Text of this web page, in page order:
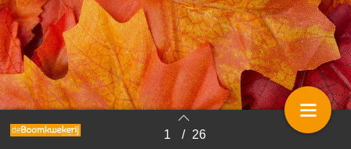
Terug naar overzicht 1 / 26